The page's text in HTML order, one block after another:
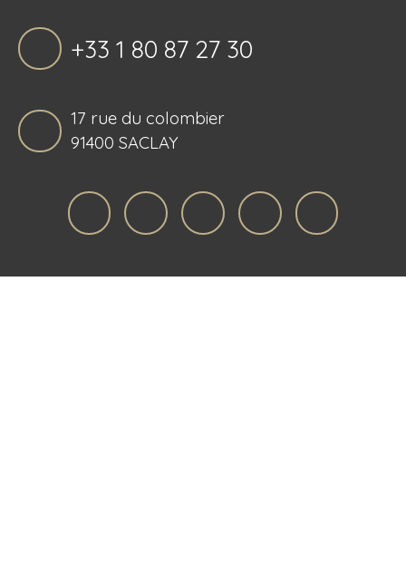
+33 1 80 87 27 30
17 rue du colombier
91400 SACLAY